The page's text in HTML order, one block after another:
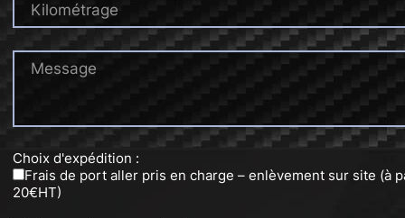
Kilométrage
Message
Choix d'expédition :
Frais de port aller pris en charge – enlèvement sur site (à
20€HT)